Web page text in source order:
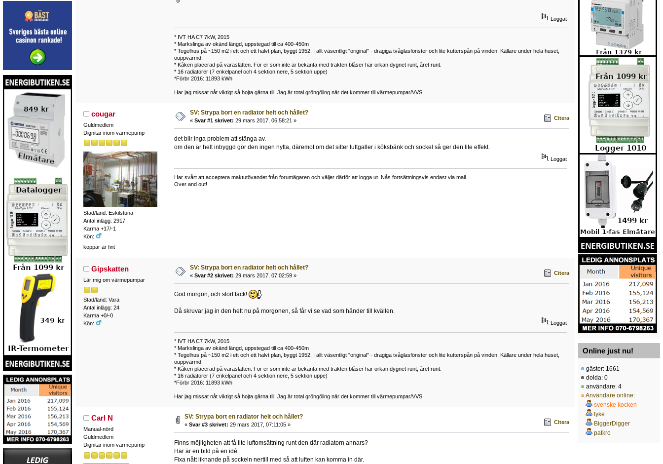
Loggat
* IVT HA C7 7kW, 2015
* Markslinga av okänd längd, uppstegad till ca 400-450m
* Tegelhus på ~150 m2 i ett och ett halvt plan, byggt 1952. I allt väsentligt "original" - dragiga tvåglasfönster och lite kutterspån på vinden. Källare under hela huset,
ouppvärmd.
* Kåken placerad på varaslätten. För er som inte är bekanta med trakten blåser här orkan dygnet runt, året runt.
* 16 radiatorer (7 enkelpanel och 4 sektion nere, 5 sektion uppe)
*Förbr 2016: 11893 kWh
Har jag missat nåt viktigt så hojta gärna till. Jag är total gröngöling när det kommer till värmepumpar/VVS
cougar
Guldmedlem
Dignitär inom värmepump
Stad/land: Eskilstuna
Antal inlägg: 2917
Karma +17/-1
Kön:
koppar är fint
SV: Strypa bort en radiator helt och hållet?
« Svar #1 skrivet: 29 mars 2017, 06:58:21 » Citera
det blir inga problem att stänga av.
om den är helt inbyggd gör den ingen nytta, däremot om det sitter luftgaller i köksbänk och sockel så ger den lite effekt.
Loggat
Har svårt att acceptera maktutövandet från forumägaren och väljer därför att logga ut. Nås fortsättningsvis endast via mail.
Over and out!
Gipskatten
Lär mig om värmepumpar
Stad/land: Vara
Antal inlägg: 24
Karma +0/-0
Kön:
SV: Strypa bort en radiator helt och hållet?
« Svar #2 skrivet: 29 mars 2017, 07:02:59 » Citera
God morgon, och stort tack!
Då skruvar jag in den helt nu på morgonen, så får vi se vad som händer till kvällen.
Loggat
* IVT HA C7 7kW, 2015
* Markslinga av okänd längd, uppstegad till ca 400-450m
* Tegelhus på ~150 m2 i ett och ett halvt plan, byggt 1952. I allt väsentligt "original" - dragiga tvåglasfönster och lite kutterspån på vinden. Källare under hela huset,
ouppvärmd.
* Kåken placerad på varaslätten. För er som inte är bekanta med trakten blåser här orkan dygnet runt, året runt.
* 16 radiatorer (7 enkelpanel och 4 sektion nere, 5 sektion uppe)
*Förbr 2016: 11893 kWh
Har jag missat nåt viktigt så hojta gärna till. Jag är total gröngöling när det kommer till värmepumpar/VVS
Carl N
Manual-nörd
Guldmedlem
Dignitär inom värmepump
SV: Strypa bort en radiator helt och hållet?
« Svar #3 skrivet: 29 mars 2017, 07:11:05 » Citera
Finns möjligheten att få lite luftomsättning runt den där radiatorn annars?
Här är en bild på en idé.
Fixa nått liknande på sockeln nertill med så att luften kan komma in där.
Online just nu!
gäster: 1661
dolda: 0
användare: 4
Användare online:
svenske kocken
tyke
BiggerDigger
patkro